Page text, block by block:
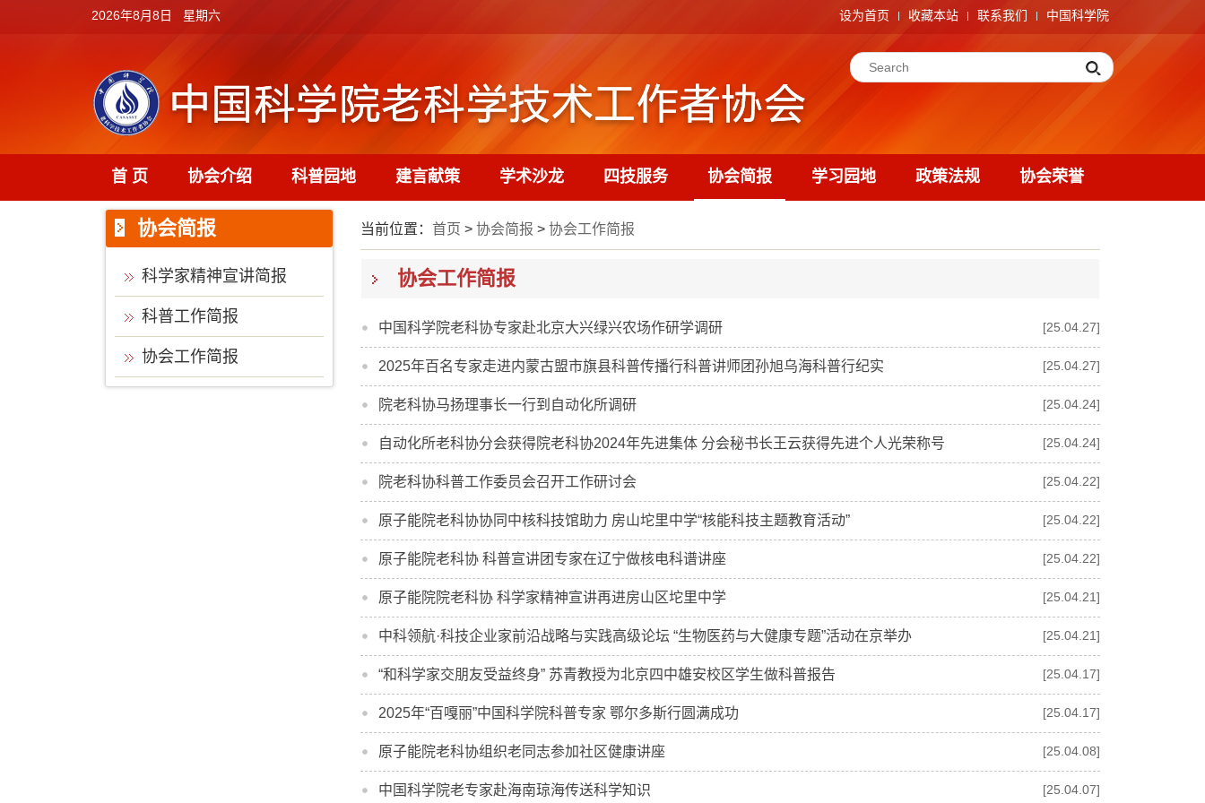
2026年8月8日 星期六 设为首页 收藏本站 联系我们 中国科学院
首 页 协会介绍 科普园地 建言献策 学术沙龙 四技服务 协会简报 学习园地 政策法规 协会荣誉
协会简报
科学家精神宣讲简报
科普工作简报
协会工作简报
当前位置： 首页 > 协会简报 > 协会工作简报
协会工作简报
中国科学院老科协专家赴北京大兴绿兴农场作研学调研 [25.04.27]
2025年百名专家走进内蒙古盟市旗县科普传播行科普讲师团孙旭乌海科普行纪实 [25.04.27]
院老科协马扬理事长一行到自动化所调研 [25.04.24]
自动化所老科协分会获得院老科协2024年先进集体 分会秘书长王云获得先进个人光荣称号 [25.04.24]
院老科协科普工作委员会召开工作研讨会 [25.04.22]
原子能院老科协协同中核科技馆助力 房山坨里中学“核能科技主题教育活动” [25.04.22]
原子能院老科协 科普宣讲团专家在辽宁做核电科谱讲座 [25.04.22]
原子能院院老科协 科学家精神宣讲再进房山区坨里中学 [25.04.21]
中科领航·科技企业家前沿战略与实践高级论坛 “生物医药与大健康专题”活动在京举办 [25.04.21]
“和科学家交朋友受益终身” 苏青教授为北京四中雄安校区学生做科普报告 [25.04.17]
2025年“百嘎丽”中国科学院科普专家 鄂尔多斯行圆满成功 [25.04.17]
原子能院老科协组织老同志参加社区健康讲座 [25.04.08]
中国科学院老专家赴海南琼海传送科学知识 [25.04.07]